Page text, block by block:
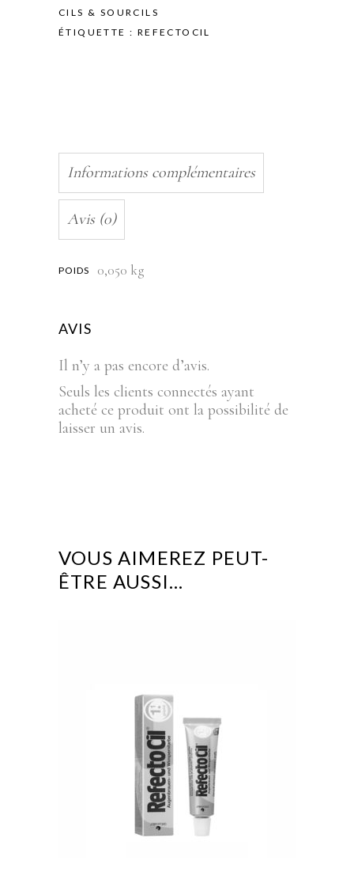
PAR
CILS & SOURCILS
ÉTIQUETTE : REFECTOCIL
Informations complémentaires
Avis (0)
POIDS 0,050 kg
AVIS
Il n’y a pas encore d’avis.
Seuls les clients connectés ayant
acheté ce produit ont la possibilité de
laisser un avis.
VOUS AIMEREZ PEUT-
ÊTRE AUSSI…